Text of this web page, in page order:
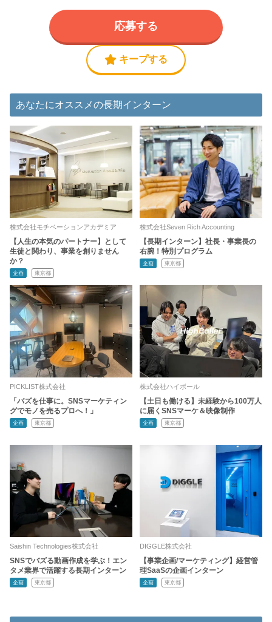
キープする
応募する
あなたにオススメの長期インターン
株式会社モチベーションアカデミア
【人生の本気のパートナー】として
生徒と関わり、事業を創りません
か？
企画 東京都
株式会社Seven Rich Accounting
【長期インターン】社長・事業長の
右腕！特別プログラム
企画 東京都
PICKLIST株式会社
「バズを仕事に。SNSマーケティン
グでモノを売るプロへ！」
企画 東京都
株式会社ハイボール
【土日も働ける】未経験から100万人
に届くSNSマーケ＆映像制作
企画 東京都
Saishin Technologies株式会社
SNSでバズる動画作成を学ぶ！エン
タメ業界で活躍する長期インターン
企画 東京都
DIGGLE株式会社
【事業企画/マーケティング】経営管
理SaaSの企画インターン
企画 東京都